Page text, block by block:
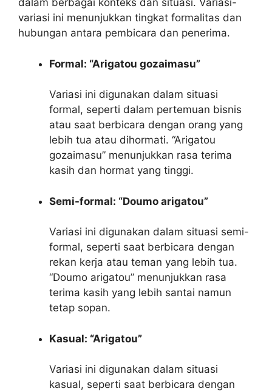
dalam berbagai konteks dan situasi. Variasi-
variasi ini menunjukkan tingkat formalitas dan
hubungan antara pembicara dan penerima.
Formal: “Arigatou gozaimasu”
Variasi ini digunakan dalam situasi
formal, seperti dalam pertemuan bisnis
atau saat berbicara dengan orang yang
lebih tua atau dihormati. “Arigatou
gozaimasu” menunjukkan rasa terima
kasih dan hormat yang tinggi.
Semi-formal: “Doumo arigatou”
Variasi ini digunakan dalam situasi semi-
formal, seperti saat berbicara dengan
rekan kerja atau teman yang lebih tua.
“Doumo arigatou” menunjukkan rasa
terima kasih yang lebih santai namun
tetap sopan.
Kasual: “Arigatou”
Variasi ini digunakan dalam situasi
kasual, seperti saat berbicara dengan